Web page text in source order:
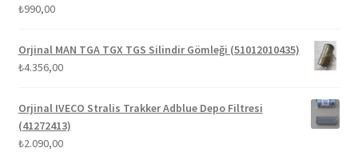
₺990,00
Orjinal MAN TGA TGX TGS Silindir Gömleği (51012010435)
₺4.356,00
Orjinal IVECO Stralis Trakker Adblue Depo Filtresi
(41272413)
₺2.090,00